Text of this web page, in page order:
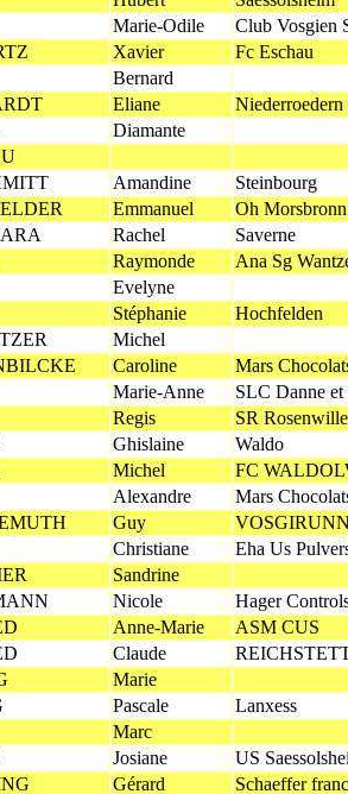
Marie-Odile
Club Vosgien
Xavier
Fc Eschau
Bernard
Eliane
Niederroedern
Diamante
Amandine
Steinbourg
Emmanuel
Oh Morsbronn
Rachel
Saverne
Raymonde
Ana Sg
Evelyne
Stéphanie
Hochfelden
Michel
Caroline
Mars
Marie-Anne
SLC Danne et
Regis
SR
Ghislaine
Waldo
Michel
FC
Alexandre
Mars
Guy
Christiane
Eha Us
Sandrine
Nicole
Hager
Anne-Marie
ASM CUS
Claude
Marie
Pascale
Lanxess
Marc
Josiane
US
Gérard Schaeffer